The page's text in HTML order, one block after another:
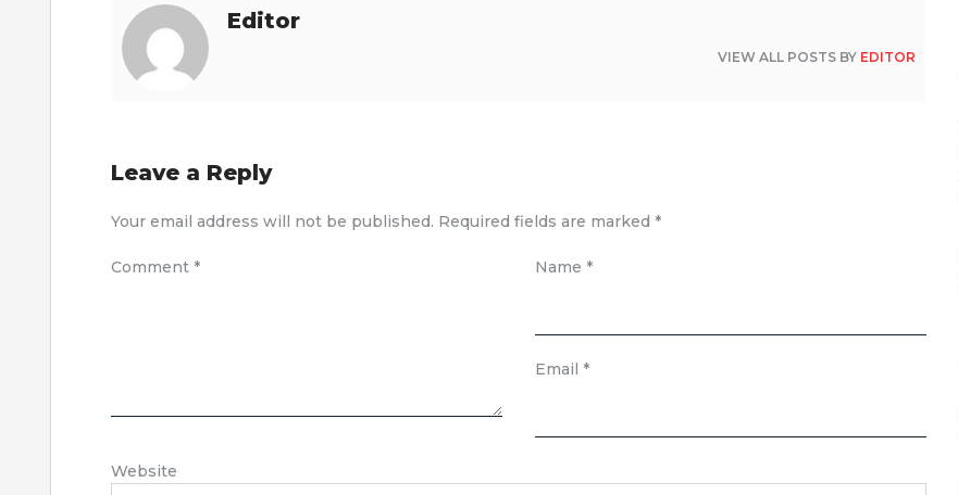
Editor
VIEW ALL POSTS BY EDITOR
Leave a Reply
Your email address will not be published. Required fields are marked *
Comment * Name *
Email *
Website